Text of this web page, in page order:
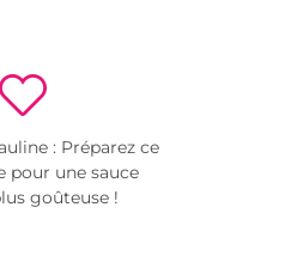
: Préparez ce
pour une sauce
goûteuse !